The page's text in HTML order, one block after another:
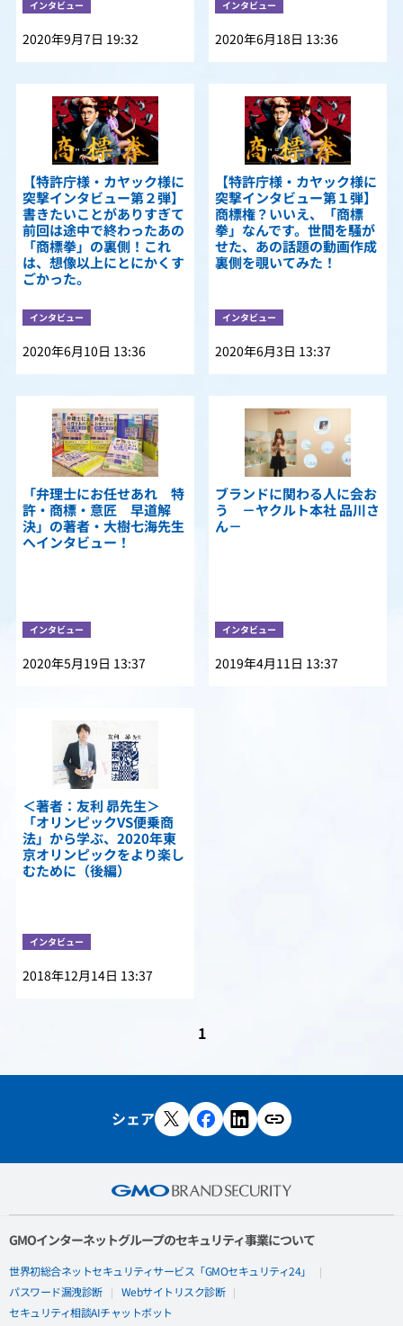
2020年9月7日 19:32 2020年6月18日 13:36
【特許庁様・カヤック様に
突撃インタビュー第２弾】
書きたいことがありすぎて
前回は途中で終わったあの
「商標拳」の裏側！これ
は、想像以上にとにかくす
ごかった。
インタビュー
2020年6月10日 13:36
【特許庁様・カヤック様に
突撃インタビュー第１弾】
商標権？いいえ、「商標
拳」なんです。世間を騒が
せた、あの話題の動画作成
裏側を覗いてみた！
インタビュー
2020年6月3日 13:37
「弁理士にお任せあれ 特
許・商標・意匠 早道解
決」の著者・大樹七海先生
へインタビュー！
インタビュー
2020年5月19日 13:37
ブランドに関わる人に会お
う －ヤクルト本社 品川さ
ん－
インタビュー
2019年4月11日 13:37
＜著者：友利 昴先生＞
「オリンピックVS便乗商
法」から学ぶ、2020年東
京オリンピックをより楽し
むために（後編）
インタビュー
2018年12月14日 13:37
1
シェア
GMOインターネットグループのセキュリティ事業について
世界初総合ネットセキュリティサービス「GMOセキュリティ24」
パスワード漏洩診断 Webサイトリスク診断
セキュリティ相談AIチャットボット